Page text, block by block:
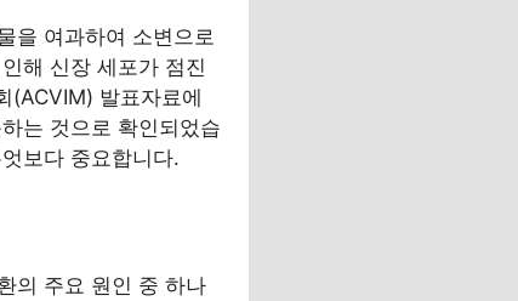
을 여과하여 소변으로
해 신장 세포가 점진
(ACVIM) 발표자료에
는 것으로 확인되었습
보다 중요합니다.
의 주요 원인 중 하나